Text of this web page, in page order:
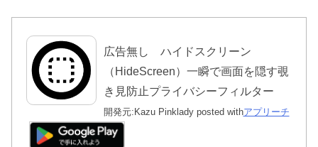
広告無し ハイドスクリーン
（HideScreen）一瞬で画面を隠す覗
き見防止プライバシーフィルター
開発元: Kazu Pinklady posted withアプリーチ